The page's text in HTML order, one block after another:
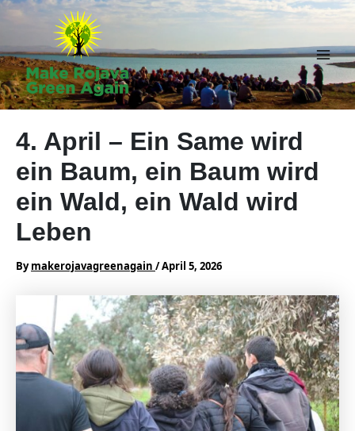
Skip
Main
4. April – Ein Same wird
ein Baum, ein Baum wird
ein Wald, ein Wald wird
Leben
Bymakerojavagreenagain /April 5, 2026